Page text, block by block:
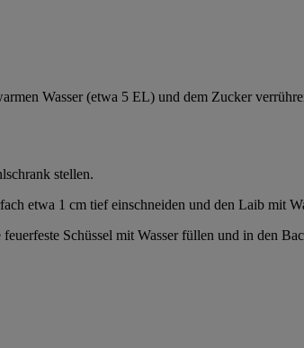
Wasser (etwa 5 EL) und dem Zucker
stellen.
etwa 1 cm tief einschneiden und den Laib mit
Schüssel mit Wasser füllen und in den